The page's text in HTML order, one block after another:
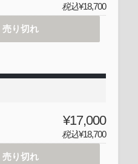
税込¥18,700
売り切れ
¥17,000
税込¥18,700
売り切れ